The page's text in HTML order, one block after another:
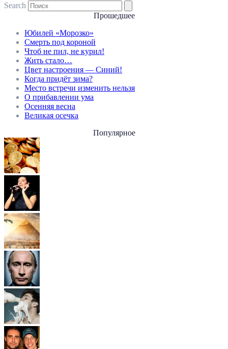
Search
Прошедшее
Юбилей «Морозко»
Смерть под короной
Чтоб не пил, не курил!
Жить стало…
Цвет настроения — Синий!
Когда придёт зима?
Место встречи изменить нельзя
О прибавлении ума
Осенняя весна
Великая осечка
Популярное